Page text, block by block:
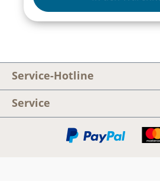
TheaterInhalte:Workshop-
Service-Hotline
Service